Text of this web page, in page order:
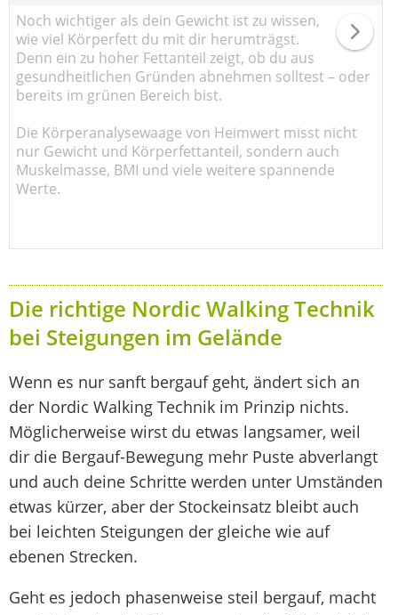
Noch wichtiger als dein Gewicht ist zu wissen,
wie viel Körperfett du mit dir herumträgst.
Denn ein zu hoher Fettanteil zeigt, ob du aus
gesundheitlichen Gründen abnehmen solltest – oder
bereits im grünen Bereich bist.
Die Körperanalysewaage von Heimwert misst nicht
nur Gewicht und Körperfettanteil, sondern auch
Muskelmasse, BMI und viele weitere spannende
Werte.
Die richtige Nordic Walking Technik
bei Steigungen im Gelände
Wenn es nur sanft bergauf geht, ändert sich an
der Nordic Walking Technik im Prinzip nichts.
Möglicherweise wirst du etwas langsamer, weil
dir die Bergauf-Bewegung mehr Puste abverlangt
und auch deine Schritte werden unter Umständen
etwas kürzer, aber der Stockeinsatz bleibt auch
bei leichten Steigungen der gleiche wie auf
ebenen Strecken.
Geht es jedoch phasenweise steil bergauf, macht